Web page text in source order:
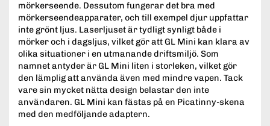
mörkerseende. Dessutom fungerar det bra med
mörkerseendeapparater, och till exempel djur uppfattar
inte grönt ljus. Laserljuset är tydligt synligt både i
mörker och i dagsljus, vilket gör att GL Mini kan klara av
olika situationer i en utmanande driftsmiljö. Som
namnet antyder är GL Mini liten i storleken, vilket gör
den lämplig att använda även med mindre vapen. Tack
vare sin mycket nätta design belastar den inte
användaren. GL Mini kan fästas på en Picatinny-skena
med den medföljande adaptern.